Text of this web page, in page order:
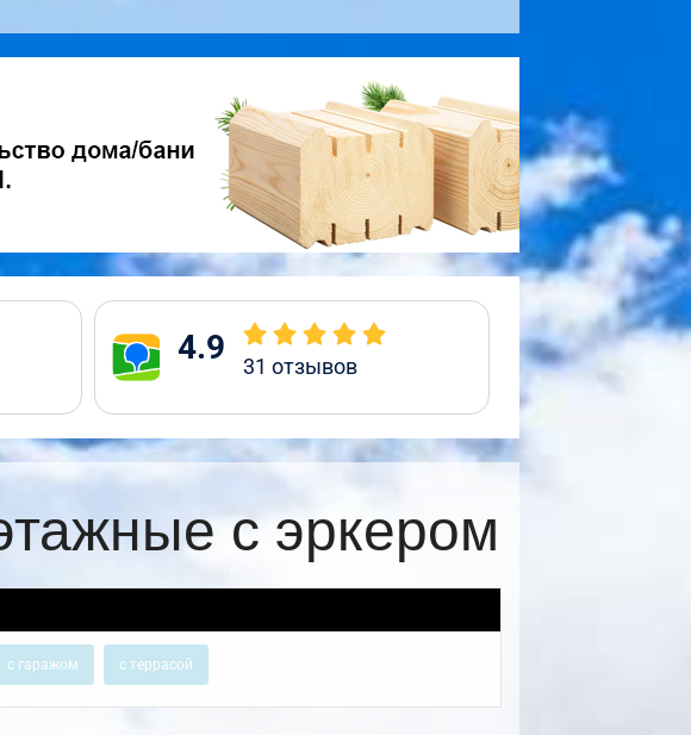
4.9 31 отзывов
с эркером
с гаражом с террасой